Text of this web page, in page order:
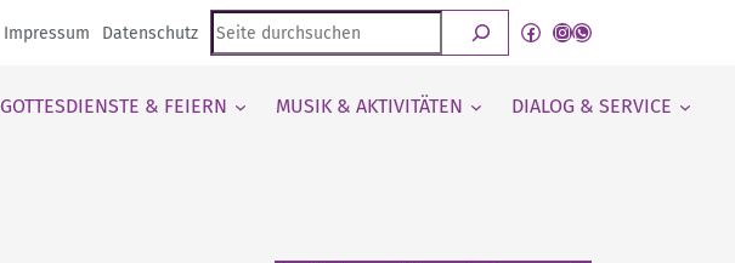
Impressum Datenschutz
Seite
durchsuchen
Facebook
Instagram
WhatsApp Kanal von detmold-lutherisch
GOTTESDIENSTE & FEIERN MUSIK & AKTIVITÄTEN DIALOG & SERVICE